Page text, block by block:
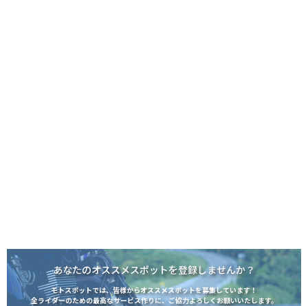
あなたのオススメスポットを登録しませんか？
モトスポットでは、皆様からオススメスポットを募集しています！
全ライダーのための最高なサービス作りに、ご協力よろしくお願いいたします。